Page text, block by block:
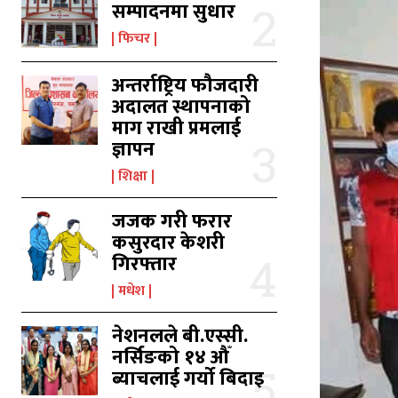
सम्पादनमा सुधार
फिचर
अन्तर्राष्ट्रिय फौजदारी
अदालत स्थापनाको
माग राखी प्रमलाई
ज्ञापन
शिक्षा
जजक गरी फरार
कसुरदार केशरी
गिरफ्तार
मधेश
नेशनलले बी.एस्सी.
नर्सिङको १४ औँ
ब्याचलाई गर्यो बिदाइ